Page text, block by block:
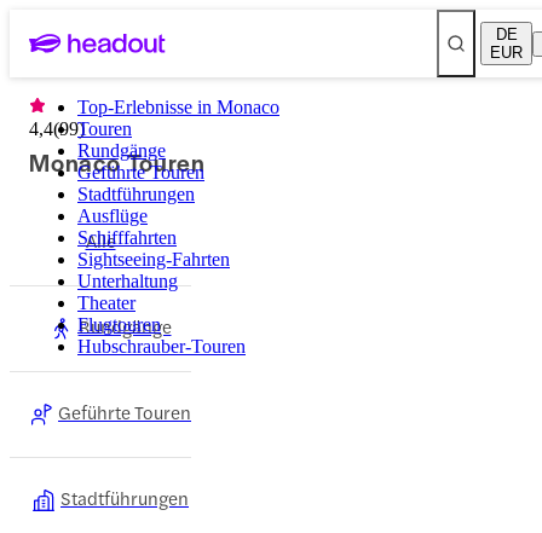
DE
EUR
Top-Erlebnisse in Monaco
Touren
Rundgänge
Geführte Touren
Stadtführungen
Ausflüge
Schifffahrten
Sightseeing-Fahrten
Unterhaltung
Theater
Flugtouren
Hubschrauber-Touren
4,4(99)
Monaco Touren
Alle
Rundgänge
Geführte Touren
Stadtführungen